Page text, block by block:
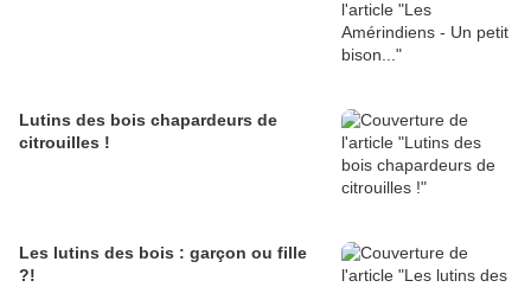
Lutins des bois chapardeurs de
citrouilles !
Les lutins des bois : garçon ou fille
?!